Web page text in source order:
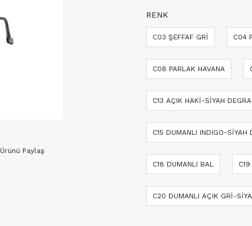
Ürünü Paylaş
RENK
C03 ŞEFFAF GRİ C04
C08 PARLAK HAVANA
C13 AÇIK HAKİ-SİYAH
C15 DUMANLI INDIGO-SİYAH
C18 DUMANLI BAL
C20 DUMANLI AÇIK GRİ-